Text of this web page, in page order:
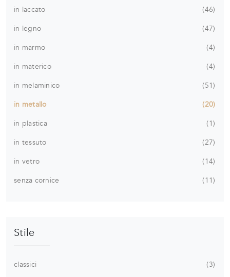
in laccato
46
in legno
47
in marmo
4
in materico
4
in melaminico
51
in metallo
20
in plastica
1
in tessuto
27
in vetro
14
senza cornice
11
Stile
classici
3